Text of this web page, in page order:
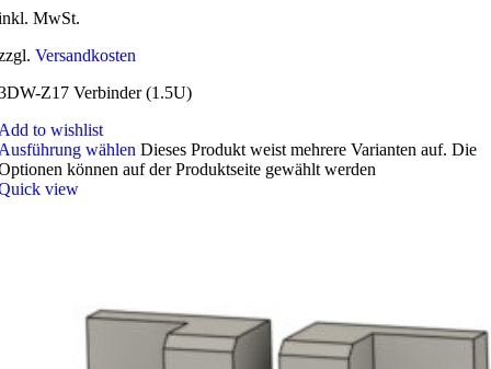
MwSt.
Versandkosten
Z17 Verbinder (1.5U)
to wishlist
wählen Dieses Produkt weist mehrere Varianten auf. Die
können auf der Produktseite gewählt werden
view